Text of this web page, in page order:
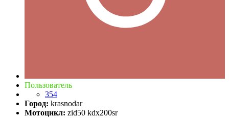
Пользователь
354
Город: krasnodar
Мотоцикл: zid50 kdx200sr